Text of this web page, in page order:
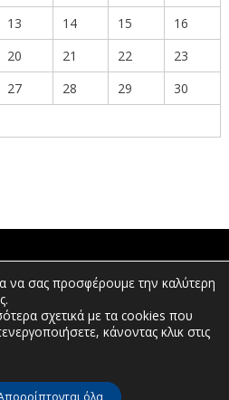
13 14 15
16
20 21 22
23
27 28 29
30
να σας προσφέρουμε την καλύτερη
σχετικά με τα cookies που
κάνοντας κλικ στις
όλα